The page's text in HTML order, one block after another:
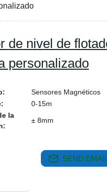
de nivel de
personalizado
Sensores Magnéticos
0-15m
la
± 8mm
SEND